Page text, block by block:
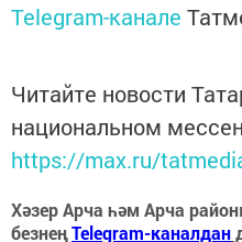
Telegram-канале
Читайте новости
национальном
https://max.ru/
Хәзер Арча һәм Арча
безнеңTelegram-каналдан